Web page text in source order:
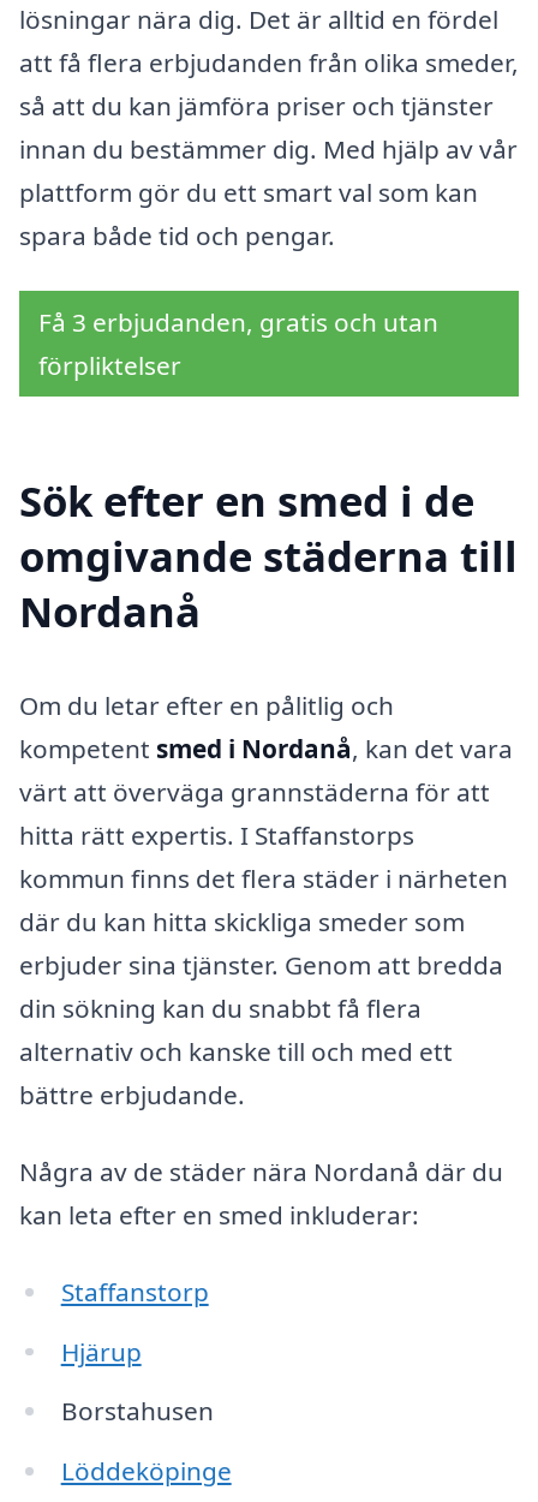
lösningar nära dig. Det är alltid en fördel
att få flera erbjudanden från olika smeder,
så att du kan jämföra priser och tjänster
innan du bestämmer dig. Med hjälp av vår
plattform gör du ett smart val som kan
spara både tid och pengar.
Få 3 erbjudanden, gratis och utan
förpliktelser
Sök efter en smed i de
omgivande städerna till
Nordanå
Om du letar efter en pålitlig och
kompetent smed i Nordanå, kan det vara
värt att överväga grannstäderna för att
hitta rätt expertis. I Staffanstorps
kommun finns det flera städer i närheten
där du kan hitta skickliga smeder som
erbjuder sina tjänster. Genom att bredda
din sökning kan du snabbt få flera
alternativ och kanske till och med ett
bättre erbjudande.
Några av de städer nära Nordanå där du
kan leta efter en smed inkluderar:
Staffanstorp
Hjärup
Borstahusen
Löddeköpinge